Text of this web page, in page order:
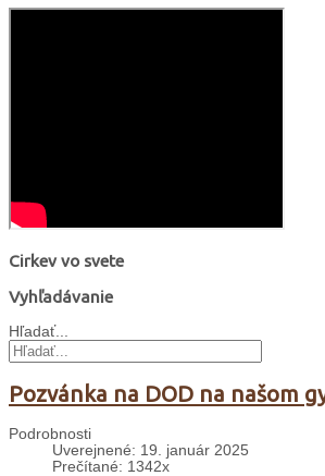
Cirkev vo svete
Vyhľadávanie
Hľadať...
Pozvánka na DOD na našom
Podrobnosti
Uverejnené: 19. január 2025
Prečítané: 1342x